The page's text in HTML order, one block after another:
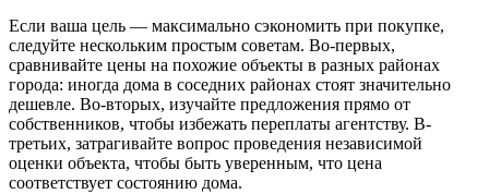
Если ваша цель — максимально сэкономить при покупке,
следуйте нескольким простым советам. Во-первых,
сравнивайте цены на похожие объекты в разных районах
города: иногда дома в соседних районах стоят значительно
дешевле. Во-вторых, изучайте предложения прямо от
собственников, чтобы избежать переплаты агентству. В-
третьих, затрагивайте вопрос проведения независимой
оценки объекта, чтобы быть уверенным, что цена
соответствует состоянию дома.